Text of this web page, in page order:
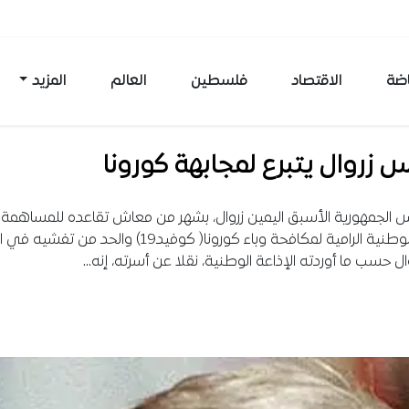
الاقتصاد فلسطين العالم المزيد
زروال يتبرع لمجابهة كورونا
الجمهورية الأسبق اليمين زروال، بشهر من معاش تقاعده
الجهود الوطنية الرامية لمكافحة وباء كورونا( كوفيد19) والحد من
حسب ما أوردته الإذاعة الوطنية، نقلا عن أسرته، إنه…